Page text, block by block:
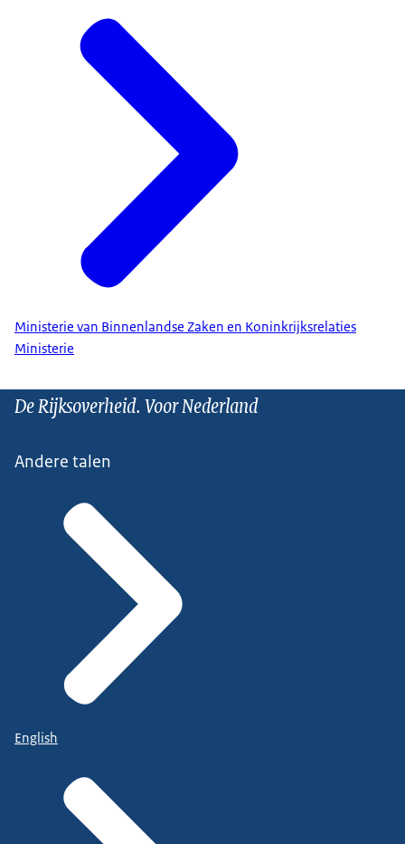
Ministerie van Binnenlandse Zaken en Koninkrijksrelaties
Ministerie
De Rijksoverheid. Voor Nederland
Andere talen
English